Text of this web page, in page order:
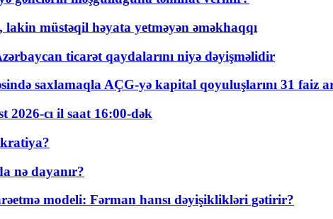
müstəqil həyata yetməyən əməkhaqqı
ticarət qaydalarını niyə dəyişməlidir
saxlamaqla AÇG-yə kapital qoyuluşlarını 31 faiz
2026-cı il saat 16:00-dək
nə dayanır?
modeli: Fərman hansı dəyişiklikləri gətirir?